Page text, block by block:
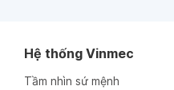
Hệ thống Vinmec
Tầm nhìn sứ mệnh